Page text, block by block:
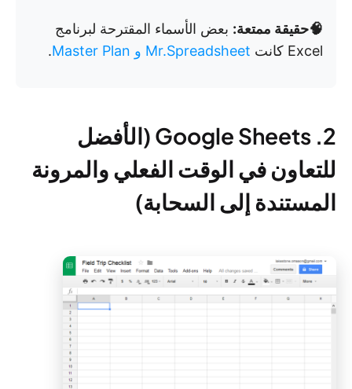
🧠حقيقة ممتعة: بعض الأسماء المقترحة لبرنامج
Excel كانت
Mr.Spreadsheet و Master Plan .
2. Google Sheets (الأفضل
للتعاون في الوقت الفعلي والمرونة
المستندة إلى السحابة)